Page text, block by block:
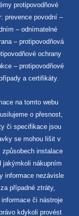
protipovodňové
prevence povodní –
– odnímatelné
– protipovodňová
ochrany
– protipovodňové
a certifikáty.
na tomto webu
o přesnost,
či specifikace jsou
se mohou lišit v
instalace
jakýmkoli nákupním
informace nezávisle
případné ztráty,
či nástroje
kdykoli provést